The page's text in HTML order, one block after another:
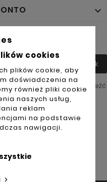

Tak
W tym celu należy odnaleźć
prawnej.
na
cookies
plików cookie, aby
doświadczenia na
również pliki cookie
naszych usług,
reklam
na podstawie
nawigacji.